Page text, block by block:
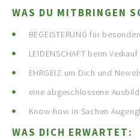
WAS DU MITBRINGEN
BEGEISTERUNG für
LEIDENSCHAFT beim
EHRGEIZ um Dich und
eine abgeschlossene
Know-how in Sachen
WAS DICH ERWARTET: